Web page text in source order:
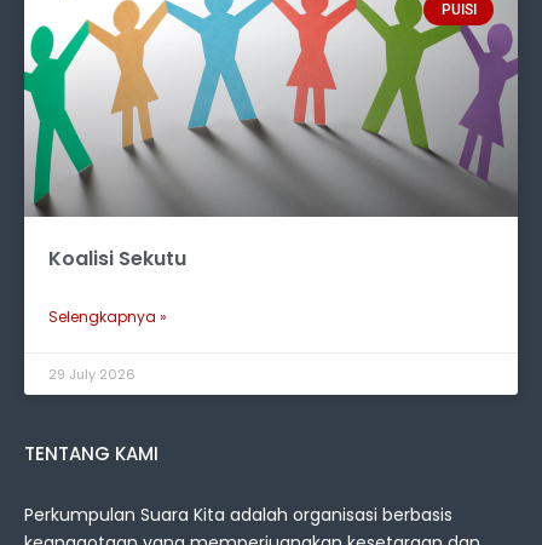
PUISI
Koalisi Sekutu
Selengkapnya »
29 July 2026
TENTANG KAMI
Perkumpulan Suara Kita adalah organisasi berbasis